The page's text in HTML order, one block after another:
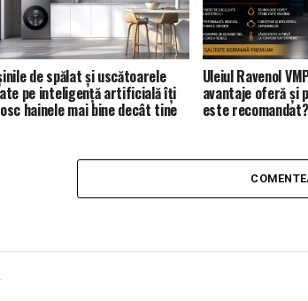
de spălat și uscătoarele
pe inteligență artificială îți
hainele mai bine decât tine
Uleiul Ravenol
avantaje oferă și
este recomandat?